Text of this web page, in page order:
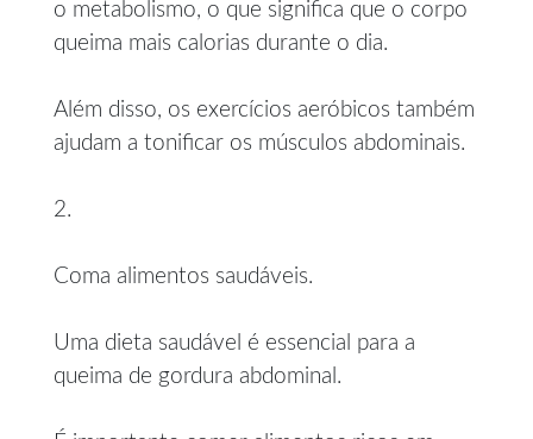
o metabolismo, o que significa que o corpo
queima mais calorias durante o dia.
Além disso, os exercícios aeróbicos também
ajudam a tonificar os músculos abdominais.
2.
Coma alimentos saudáveis.
Uma dieta saudável é essencial para a
queima de gordura abdominal.